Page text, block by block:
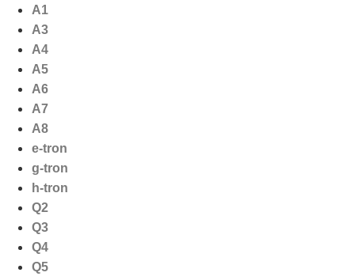
naar
inhoud
A1
A3
A4
A5
A6
A7
A8
e-tron
g-tron
h-tron
Q2
Q3
Q4
Q5